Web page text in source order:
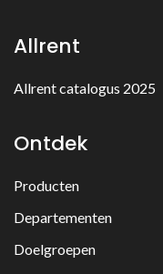
Allrent
Allrent catalogus 2025
Ontdek
Producten
Departementen
Doelgroepen